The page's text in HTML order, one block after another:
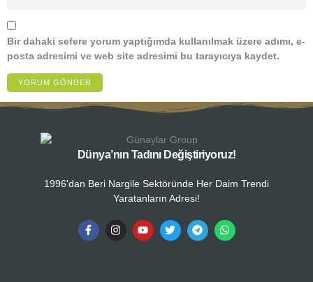
Bir dahaki sefere yorum yaptığımda kullanılmak üzere adımı, e-
posta adresimi ve web site adresimi bu tarayıcıya kaydet.
Dünya’nın Tadını Değiştiriyoruz!
1996'dan Beri Nargile Sektöründe Her Daim Trendi
Yaratanların Adresi!